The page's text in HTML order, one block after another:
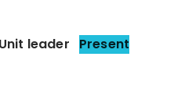
leader Present